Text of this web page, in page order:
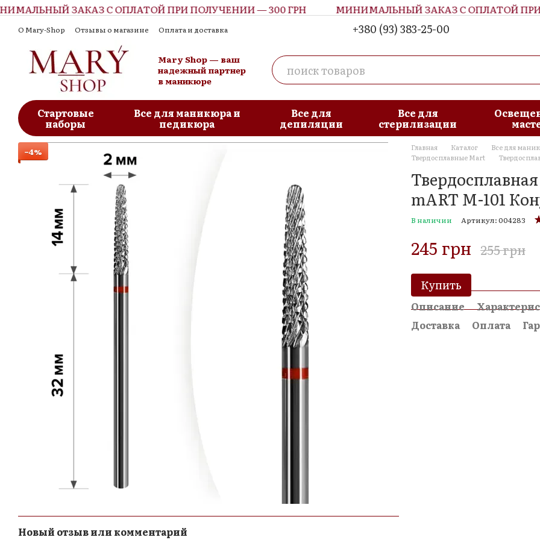
Перейти к основному контенту
ЗАКАЗ С ОПЛАТОЙ ПРИ ПОЛУЧЕНИИ — 300 ГРН МИНИМАЛЬНЫЙ ЗАКАЗ С ОПЛАТОЙ ПРИ
О Mary-Shop Отзывы о магазине
Оплата и доставка
Пользовательское соглашение
+380 (93) 383-25-00
Mary Shop — ваш
надежный партнер
в маникюре
Стартовые
наборы
Все для маникюра и
педикюра
Все для
депиляции
Все для
стерилизации
−4%
Новый отзыв или комментарий
Главная Каталог Все для
Твердосплавные Mart
mART M-101
В наличии Артикул: 004283
245 грн 255 грн
Купить
Описание
Доставка
Оплата